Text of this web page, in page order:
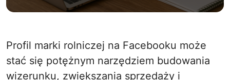
Profil marki rolniczej na Facebooku może
stać się potężnym narzędziem budowania
wizerunku, zwiększania sprzedaży i